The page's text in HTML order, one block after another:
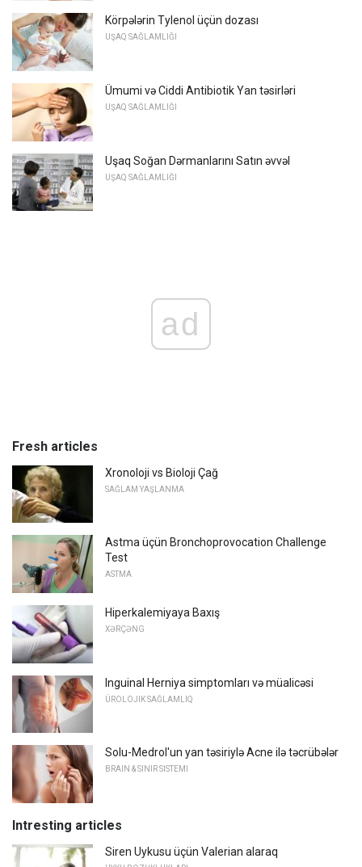
Körpələrin Tylenol üçün dozası
UŞAQ SAĞLAMLIĞI
Ümumi və Ciddi Antibiotik Yan təsirləri
UŞAQ SAĞLAMLIĞI
Uşaq Soğan Dərmanlarını Satın əvvəl
UŞAQ SAĞLAMLIĞI
ad
Fresh articles
Xronoloji vs Bioloji Çağ
SAĞLAM YAŞLANMA
Astma üçün Bronchoprovocation Challenge
Test
ASTMA
Hiperkalemiyaya Baxış
XƏRÇƏNG
Inguinal Herniya simptomları və müalicəsi
ÜROLOJIK SAĞLAMLIQ
Solu-Medrol'un yan təsiriylə Acne ilə təcrübələr
BRAIN & SINIR SISTEMI
Intresting articles
Siren Uykusu üçün Valerian alaraq